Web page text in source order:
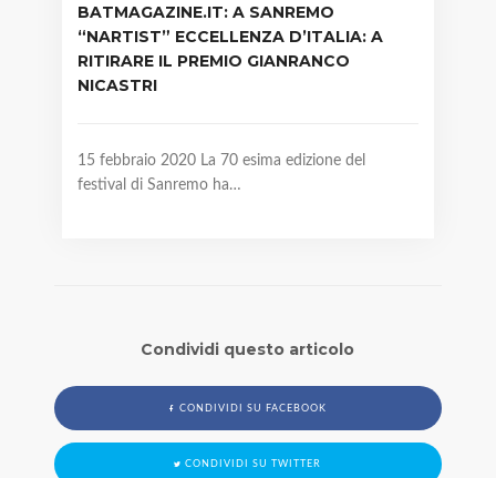
BATMAGAZINE.IT: A SANREMO
“NARTIST” ECCELLENZA D’ITALIA: A
RITIRARE IL PREMIO GIANRANCO
NICASTRI
15 febbraio 2020 La 70 esima edizione del
festival di Sanremo ha…
Condividi questo articolo
CONDIVIDI SU FACEBOOK
CONDIVIDI SU TWITTER